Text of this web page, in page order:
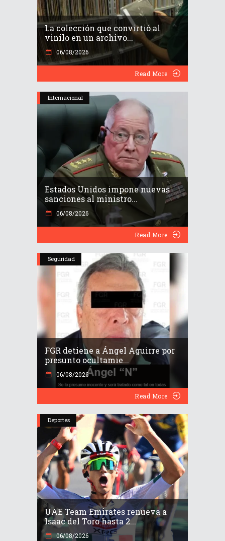
La colección que convirtió al
vinilo en un archivo...
06/08/2026
Read More
Internacional
Estados Unidos impone nuevas
sanciones al ministro...
06/08/2026
Read More
Seguridad
FGR detiene a Ángel Aguirre por
presunto ocultamie...
06/08/2026
Read More
Deportes
UAE Team Emirates renueva a
Isaac del Toro hasta 2...
06/08/2026